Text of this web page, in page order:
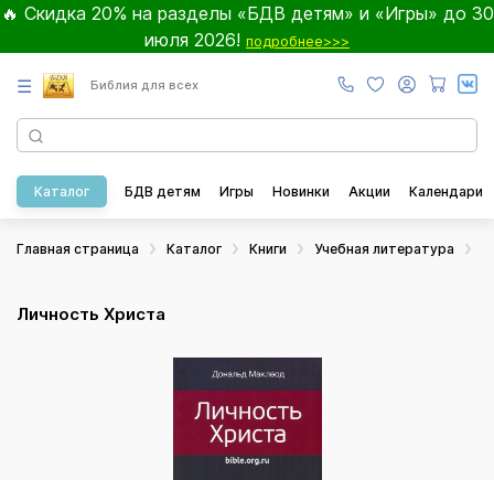
🔥 Скидка 20% на разделы «БДВ детям» и «Игры» до 30
июля 2026! подробнее>>>
☰ Библия для всех
Каталог БДВ детям Игры Новинки Акции Календари
Главная страница Каталог Книги Учебная литература
Личность Христа